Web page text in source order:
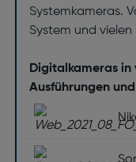
Systemkameras.
System und vielen
Digitalkameras in
Ausführungen